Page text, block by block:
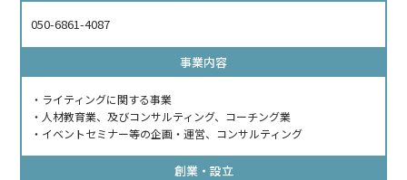
050-6861-4087
事業内容
・ライティングに関する事業
・人材教育業、及びコンサルティング、コーチング業
・イベントセミナー等の企画・運営、コンサルティング
創業・設立